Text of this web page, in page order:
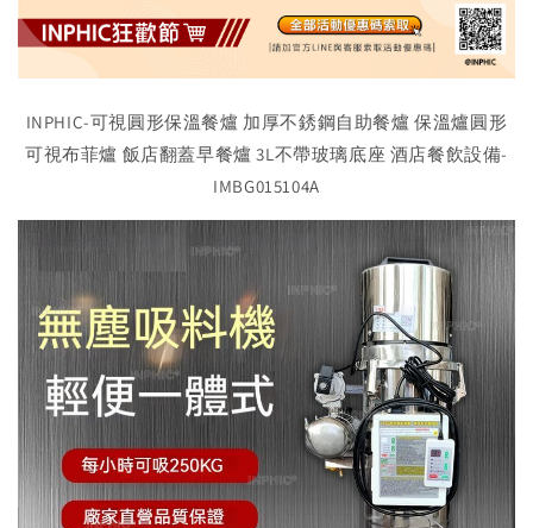
INPHIC-可視圓形保溫餐爐 加厚不銹鋼自助餐爐 保溫爐圓形
可視布菲爐 飯店翻蓋早餐爐 3L不帶玻璃底座 酒店餐飲設備-
IMBG015104A